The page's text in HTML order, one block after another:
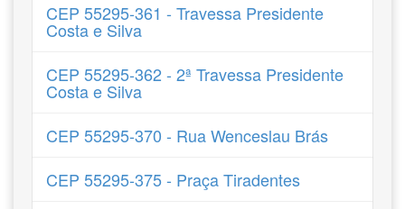
CEP 55295-361 - Travessa Presidente
Costa e Silva
CEP 55295-362 - 2ª Travessa Presidente
Costa e Silva
CEP 55295-370 - Rua Wenceslau Brás
CEP 55295-375 - Praça Tiradentes